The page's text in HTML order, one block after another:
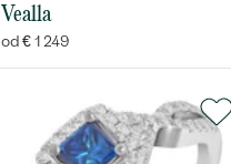
Vealla
od € 1 249